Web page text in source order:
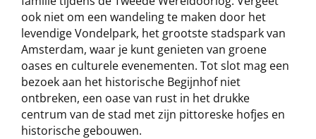
ook niet om een wandeling te maken door het
levendige Vondelpark, het grootste stadspark van
Amsterdam, waar je kunt genieten van groene
oases en culturele evenementen. Tot slot mag een
bezoek aan het historische Begijnhof niet
ontbreken, een oase van rust in het drukke
centrum van de stad met zijn pittoreske hofjes en
historische gebouwen.